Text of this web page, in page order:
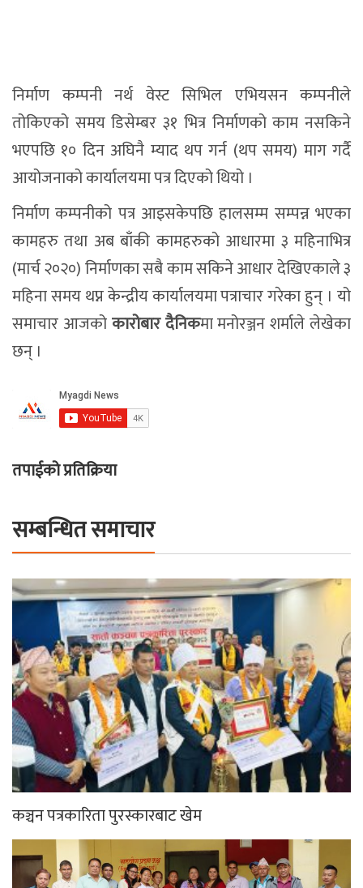
निर्माण कम्पनी नर्थ वेस्ट सिभिल एभियसन कम्पनीले
तोकिएको समय डिसेम्बर ३१ भित्र निर्माणको काम नसकिने
भएपछि १० दिन अघिनै म्याद थप गर्न (थप समय) माग गर्दै
आयोजनाको कार्यालयमा पत्र दिएको थियो ।
निर्माण कम्पनीको पत्र आइसकेपछि हालसम्म सम्पन्न भएका
कामहरु तथा अब बाँकी कामहरुको आधारमा ३ महिनाभित्र
(मार्च २०२०) निर्माणका सबै काम सकिने आधार देखिएकाले ३
महिना समय थप्न केन्द्रीय कार्यालयमा पत्राचार गरेका हुन् । यो
समाचार आजकोकारोबार दैनिकमा मनोरञ्जन शर्माले लेखेका
छन् ।
तपाईको प्रतिक्रिया
सम्बन्धित समाचार
कञ्चन पत्रकारिता पुरस्कारबाट खेम